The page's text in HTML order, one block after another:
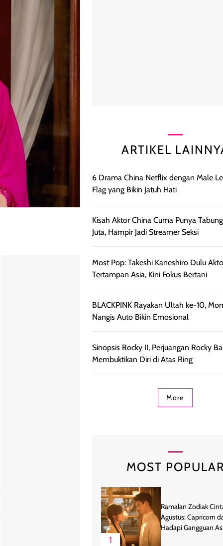
ARTIKEL
6 Drama China Netflix dengan Male
Flag yang Bikin Jatuh Hati
Kisah Aktor China Cuma Punya
Juta, Hampir Jadi Streamer Seksi
Most Pop: Takeshi Kaneshiro Dulu
Tertampan Asia, Kini Fokus Bertani
BLACKPINK Rayakan Ultah ke-10,
Nangis Auto Bikin Emosional
Sinopsis Rocky II, Perjuangan Rocky
Membuktikan Diri di Atas Ring
More
MOST POPULAR
1
Ramalan Zodiak
Agustus: Capricorn
Hadapi Gangguan